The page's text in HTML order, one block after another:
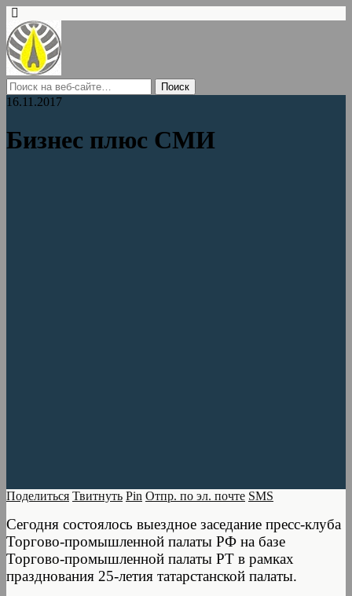
16.11.2017
Бизнес плюс СМИ
Поделиться Твитнуть Pin Отпр. по эл. почте SMS
Сегодня состоялось выездное заседание пресс-клуба
Торгово-промышленной палаты РФ на базе
Торгово-промышленной палаты РТ в рамках
празднования 25-летия татарстанской палаты.